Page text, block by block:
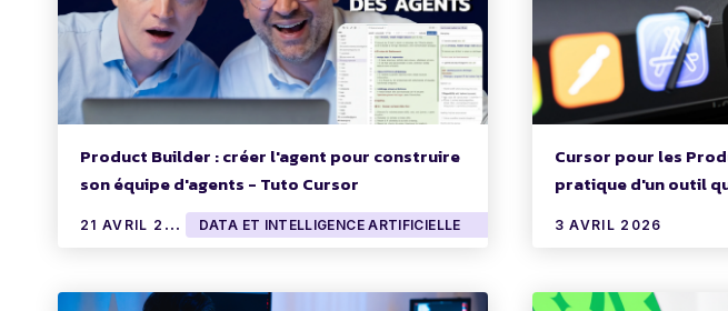
Product Builder : créer l'agent pour construire
son équipe d'agents - Tuto Cursor
2
1 AVRIL 2026 DATA ET INTELLIGENCE ARTIFICIELLE
Cursor pour les
pratique d'un outil
3 AVRIL 2026